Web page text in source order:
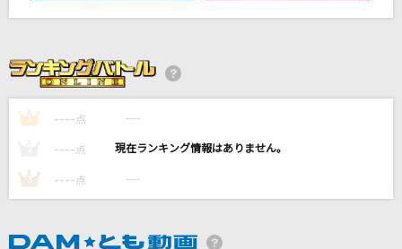
安全地帯
ファタール
サンタクロース
1 ---- 点 ----
---- 点 ----
3 ---- 点 ----